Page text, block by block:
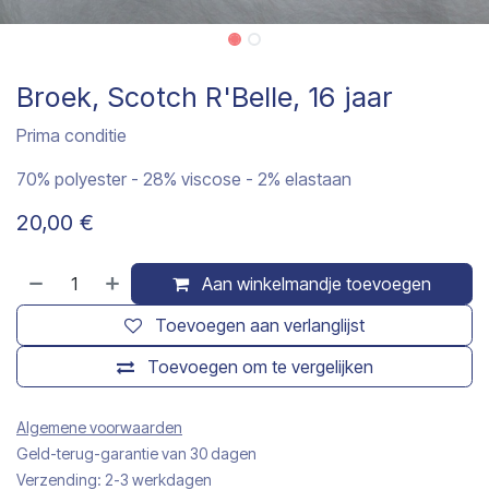
Broek, Scotch R'Belle, 16 jaar
Prima conditie
70% polyester - 28% viscose - 2% elastaan
20,00 €
Aan winkelmandje toevoegen
Toevoegen om te vergelijken
Toevoegen aan verlanglijst
Algemene voorwaarden
Geld-terug-garantie van 30 dagen
Verzending: 2-3 werkdagen